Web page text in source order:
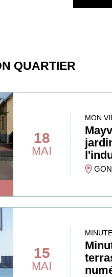
QUARTIER
18
MAI
MON
15
MAI